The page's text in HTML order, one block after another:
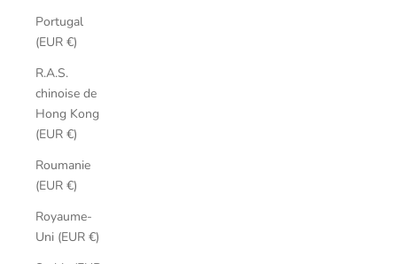
Portugal
(EUR €)
R.A.S.
chinoise de
Hong Kong
(EUR €)
Roumanie
(EUR €)
Royaume-
Uni (EUR €)